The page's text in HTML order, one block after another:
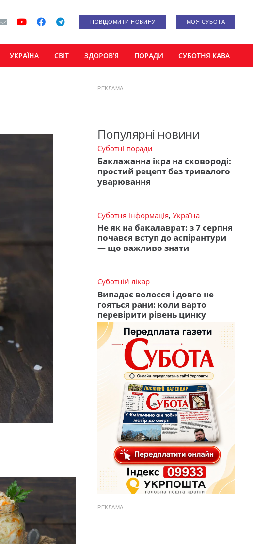
ПОВІДОМИТИ НОВИНУ МОЯ СУБОТА
УКРАЇНА СВІТ ЗДОРОВ’Я ПОРАДИ СУБОТНЯ КАВА
РЕКЛАМА
Популярні новини
Суботні поради
Баклажанна ікра на сковороді:
простий рецепт без тривалого
уварювання
Суботня інформація, Україна
Не як на бакалаврат: з 7 серпня
почався вступ до аспірантури
— що важливо знати
Суботній лікар
Випадає волосся і довго не
гояться рани: коли варто
перевірити рівень цинку
РЕКЛАМА